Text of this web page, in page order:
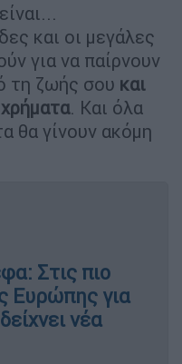
και οι μεγάλες
για να παίρνουν
τη ζωής σου και
. Και όλα
θα γίνουν ακόμη
Στις πιο
Ευρώπης για
νέα